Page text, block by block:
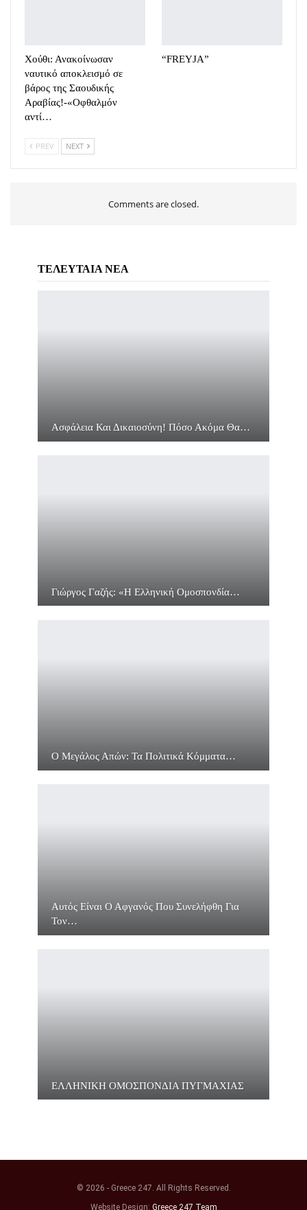
Χούθι: Ανακοίνωσαν
ναυτικό αποκλεισμό σε
βάρος της Σαουδικής
Αραβίας!-«Οφθαλμόν
αντί…
“FREYJA”
PREV NEXT
Comments are closed.
ΤΕΛΕΥΤΑΙΑ ΝΕΑ
Ασφάλεια Και Δικαιοσύνη! Πόσο Ακόμα Θα…
Γιώργος Γαζής: «Η Ελληνική Ομοσπονδία…
Ο Μεγάλος Απών: Τα Πολιτικά Κόμματα…
Αυτός Είναι Ο Αφγανός Που Συνελήφθη Για
Τον…
ΕΛΛΗΝΙΚΗ ΟΜΟΣΠΟΝΔΙΑ ΠΥΓΜΑΧΙΑΣ
© 2026 - Greece 247. All Rights Reserved.
Website Design: Greece 247 Team